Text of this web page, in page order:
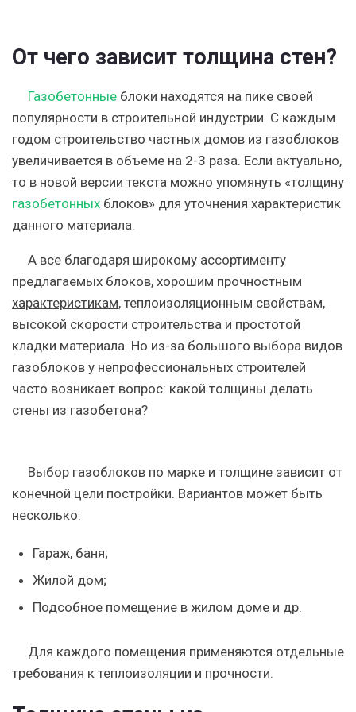
От чего зависит толщина стен?
Газобетонные блоки находятся на пике своей
популярности в строительной индустрии. С каждым
годом строительство частных домов из газоблоков
увеличивается в объеме на 2-3 раза. Если актуально,
то в новой версии текста можно упомянуть «толщину
газобетонных блоков» для уточнения характеристик
данного материала.
А все благодаря широкому ассортименту
предлагаемых блоков, хорошим прочностным
характеристикам, теплоизоляционным свойствам,
высокой скорости строительства и простотой
кладки материала. Но из-за большого выбора видов
газоблоков у непрофессиональных строителей
часто возникает вопрос: какой толщины делать
стены из газобетона?
Выбор газоблоков по марке и толщине зависит от
конечной цели постройки. Вариантов может быть
несколько:
Гараж, баня;
Жилой дом;
Подсобное помещение в жилом доме и др.
Для каждого помещения применяются отдельные
требования к теплоизоляции и прочности.